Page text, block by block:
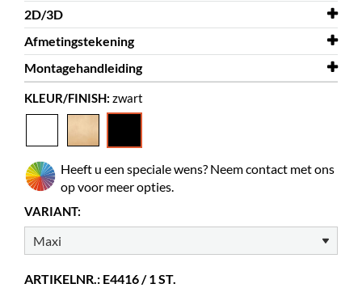
Breedte
Diepte
Hoogte
1800 mm
Kleur
zwart
Kleur spec
RAL 9005
DVD-doosjes
Standaard boeken
2D/3D
2D/3D Stockholm Maxi 3D.dwg
Afmetingstekening
Afmetingstekening Stockholm Maxi
Montagehandleiding
Montagehandleiding
KLEUR/FINISH: zwart
Heeft u een speciale wens? Neem contact met ons
op voor meer opties.
VARIANT:
ARTIKELNR.: E4416 / 1 ST.